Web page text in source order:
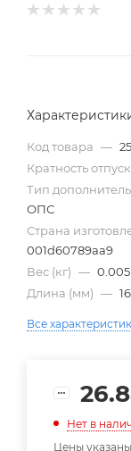
Код товара —
Кратность
Тип
ОПС
Страна
001d60789aa9
Вес (кг) — 0.005
Длина (мм) — 16
Все
Нет в
Цены